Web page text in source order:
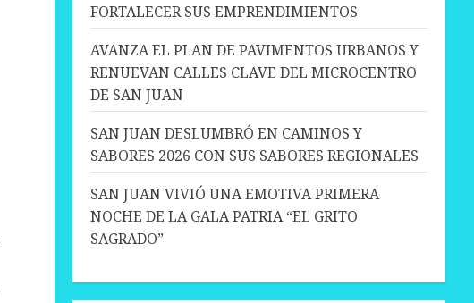
FORTALECER SUS EMPRENDIMIENTOS
AVANZA EL PLAN DE PAVIMENTOS URBANOS Y
RENUEVAN CALLES CLAVE DEL MICROCENTRO
DE SAN JUAN
SAN JUAN DESLUMBRÓ EN CAMINOS Y
SABORES 2026 CON SUS SABORES REGIONALES
SAN JUAN VIVIÓ UNA EMOTIVA PRIMERA
NOCHE DE LA GALA PATRIA “EL GRITO
SAGRADO”